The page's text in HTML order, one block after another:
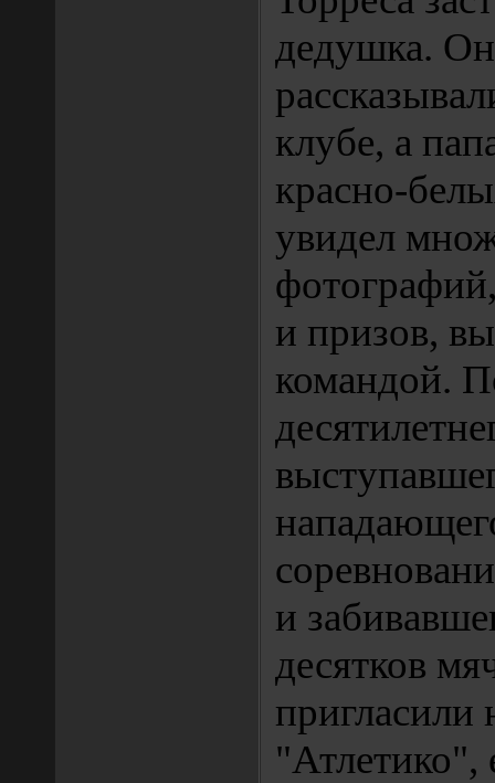
дедушка.
клубе, а
красно-
увидел
и призов,
командой.
и
десятков
пригласили
"Атлетико",